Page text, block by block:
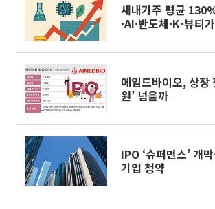
새내기주 평균
·AI·반도체·K-뷰티
에임드바이오, 상장
원’ 넘을까
IPO ‘슈퍼먼스’ 개
기업 청약